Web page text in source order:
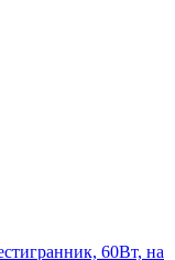
60Вт, на